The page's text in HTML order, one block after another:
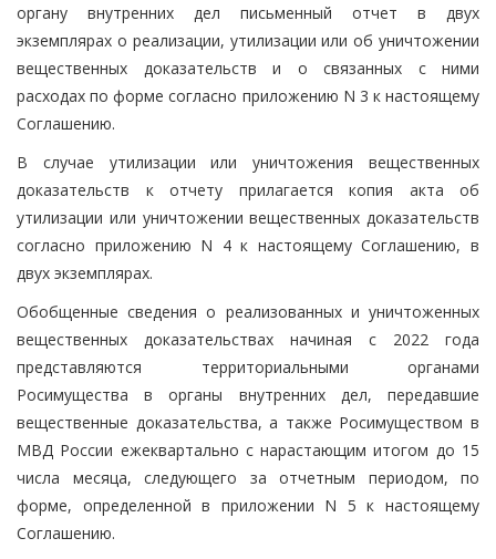
органу внутренних дел письменный отчет в двух
экземплярах о реализации, утилизации или об уничтожении
вещественных доказательств и о связанных с ними
расходах по форме согласно приложению N 3 к настоящему
Соглашению.
В случае утилизации или уничтожения вещественных
доказательств к отчету прилагается копия акта об
утилизации или уничтожении вещественных доказательств
согласно приложению N 4 к настоящему Соглашению, в
двух экземплярах.
Обобщенные сведения о реализованных и уничтоженных
вещественных доказательствах начиная с 2022 года
представляются территориальными органами
Росимущества в органы внутренних дел, передавшие
вещественные доказательства, а также Росимуществом в
МВД России ежеквартально с нарастающим итогом до 15
числа месяца, следующего за отчетным периодом, по
форме, определенной в приложении N 5 к настоящему
Соглашению.